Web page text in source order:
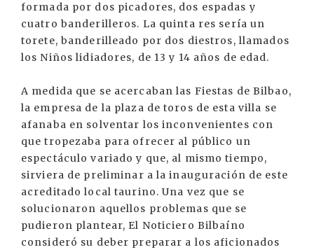
formada por dos picadores, dos espadas y
cuatro banderilleros. La quinta res sería un
torete, banderilleado por dos diestros, llamados
los Niños lidiadores, de 13 y 14 años de edad.
A medida que se acercaban las Fiestas de Bilbao,
la empresa de la plaza de toros de esta villa se
afanaba en solventar los inconvenientes con
que tropezaba para ofrecer al público un
espectáculo variado y que, al mismo tiempo,
sirviera de preliminar a la inauguración de este
acreditado local taurino. Una vez que se
solucionaron aquellos problemas que se
pudieron plantear, El Noticiero Bilbaíno
consideró su deber preparar a los aficionados